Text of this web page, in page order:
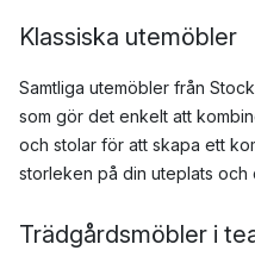
Klassiska utemöbler
Samtliga utemöbler från
som gör det enkelt att
och stolar för att skapa ett
storleken på din uteplats och
Trädgårdsmöbler i